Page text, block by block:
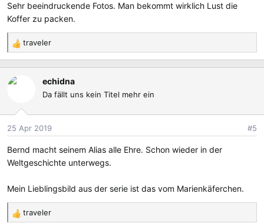
n
:
Sehr beeindruckende Fotos. Man bekommt wirklich Lust die
Koffer zu packen.
R
e
a
k
o
n
n
:
traveler
echidna
Da fällt uns kein Titel mehr ein
25 Apr 2019 #5
Bernd macht seinem Alias alle Ehre. Schon wieder in der
Weltgeschichte unterwegs.
Mein Lieblingsbild aus der serie ist das vom Marienkäferchen.
R
traveler